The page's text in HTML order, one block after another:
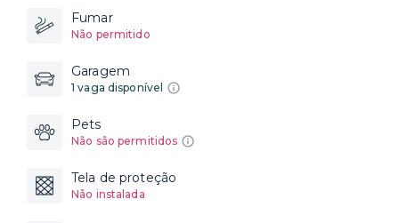
Fumar
Não permitido
Garagem
1 vaga disponível
Pets
Não são permitidos
Tela de proteção
Não instalada